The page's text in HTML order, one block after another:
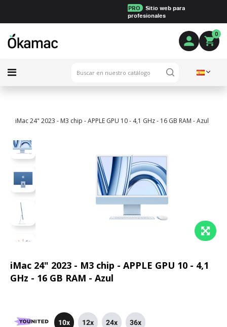
PRO
Sitio web para
profesionales
0
iMac 24" 2023 - M3 chip - APPLE GPU 10 - 4,1 GHz - 16 GB RAM - Azul
iMac 24" 2023 - M3 chip - APPLE GPU 10 - 4,1
GHz - 16 GB RAM - Azul
10x 12x 24x 36x